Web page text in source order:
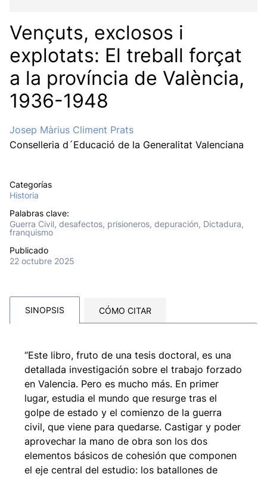
Vençuts, exclosos i
explotats: El treball forçat
a la província de València,
1936-1948
Josep Màrius Climent Prats
Conselleria d´Educació de la Generalitat Valenciana
Categorías
Historia
Palabras clave:
Guerra Civil, desafectos, prisioneros, depuración, Dictadura,
franquismo
Publicado
22 octubre 2025
SINOPSIS CÓMO CITAR
“Este libro, fruto de una tesis doctoral, es una
detallada investigación sobre el trabajo forzado
en Valencia. Pero es mucho más. En primer
lugar, estudia el mundo que resurge tras el
golpe de estado y el comienzo de la guerra
civil, que viene para quedarse. Castigar y poder
aprovechar la mano de obra son los dos
elementos básicos de cohesión que componen
el eje central del estudio: los batallones de